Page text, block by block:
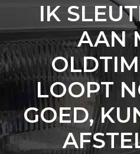
IK
AAN
LOOPT
GOED,